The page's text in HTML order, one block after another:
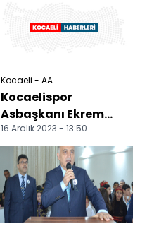
Kocaeli - AA
Kocaelispor
Asbaşkanı Ekrem
Can, son
yolculuğuna
uğurlandı
16 Aralık 2023 - 13:50